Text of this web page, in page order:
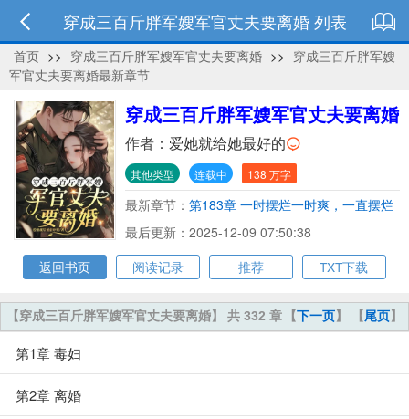
穿成三百斤胖军嫂军官丈夫要离婚 列表
首页 >> 穿成三百斤胖军嫂军官丈夫要离婚 >> 穿成三百斤胖军嫂
军官丈夫要离婚最新章节
穿成三百斤胖军嫂军官丈夫要离婚
作者： 爱她就给她最好的
其他类型 连载中 138 万字
最新章节： 第183章 一时摆烂一时爽，一直摆烂
一直爽
最后更新：2025-12-09 07:50:38
返回书页
阅读记录 推荐 TXT下载
【下一页】 【尾页】
【穿成三百斤胖军嫂军官丈夫要离婚】 共 332 章
第1章 毒妇
第2章 离婚